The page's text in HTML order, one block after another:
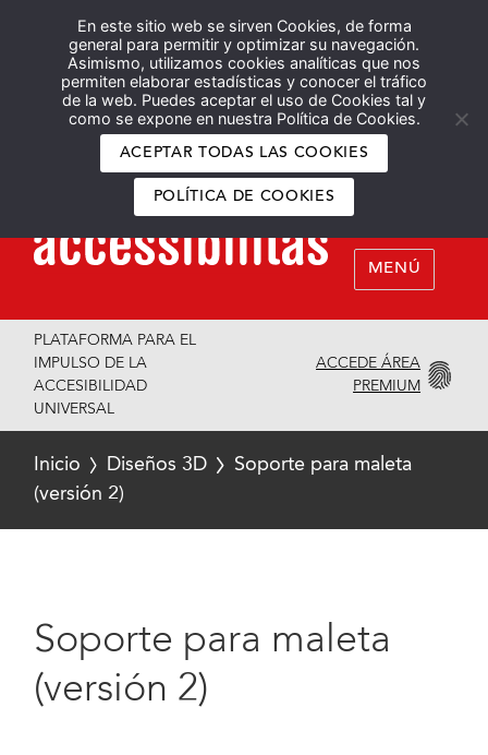
En este sitio web se sirven Cookies, de forma
general para permitir y optimizar su navegación.
Asimismo, utilizamos cookies analíticas que nos
permiten elaborar estadísticas y conocer el tráfico
de la web. Puedes aceptar el uso de Cookies tal y
como se expone en nuestra Política de Cookies.
ACEPTAR TODAS LAS COOKIES
POLÍTICA DE COOKIES
Español English
MENÚ
PLATAFORMA PARA EL
IMPULSO DE LA
ACCESIBILIDAD
UNIVERSAL
ACCEDE ÁREA
PREMIUM
Inicio Diseños 3D
Soporte para maleta
(versión 2)
Soporte para maleta
(versión 2)